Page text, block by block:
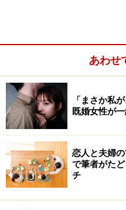
そこで今回は、どんなに
関係性について、その兆
あわせ
「まさか私
既婚女性が
恋人と夫婦
で筆者がた
チ